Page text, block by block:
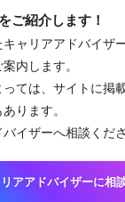
ご紹介します！
ャリアアドバイザ
内します。
ては、サイトに掲
ります。
イザーへ相談くださ
アアドバイザーに相